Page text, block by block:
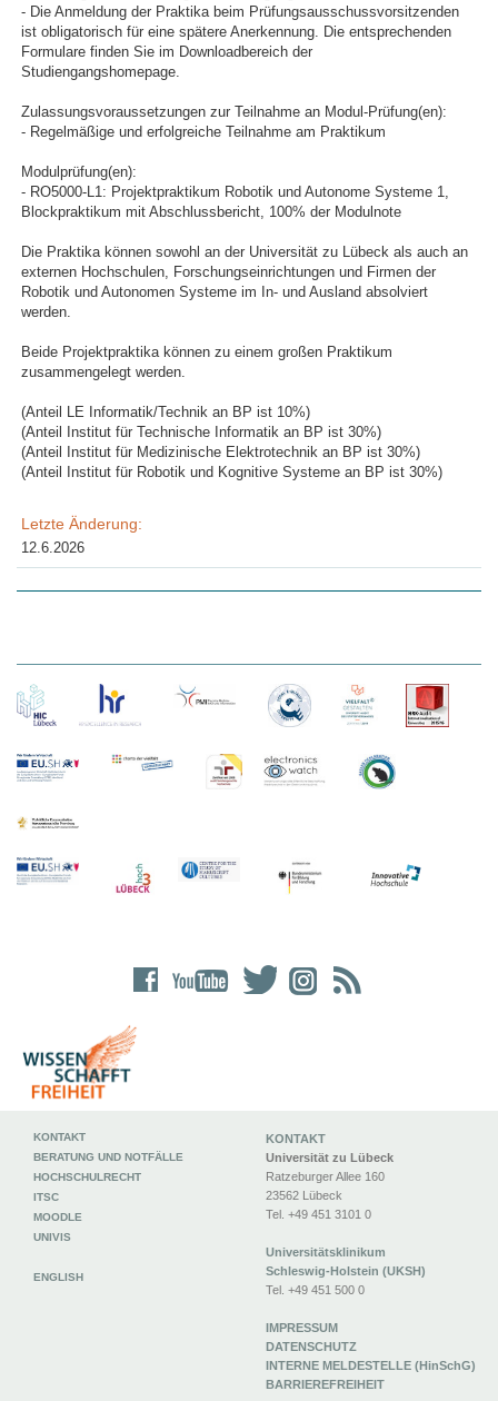
- Die Anmeldung der Praktika beim Prüfungsausschussvorsitzenden
ist obligatorisch für eine spätere Anerkennung. Die entsprechenden
Formulare finden Sie im Downloadbereich der
Studiengangshomepage.
Zulassungsvoraussetzungen zur Teilnahme an Modul-Prüfung(en):
- Regelmäßige und erfolgreiche Teilnahme am Praktikum
Modulprüfung(en):
- RO5000-L1: Projektpraktikum Robotik und Autonome Systeme 1,
Blockpraktikum mit Abschlussbericht, 100% der Modulnote
Die Praktika können sowohl an der Universität zu Lübeck als auch an
externen Hochschulen, Forschungseinrichtungen und Firmen der
Robotik und Autonomen Systeme im In- und Ausland absolviert
werden.
Beide Projektpraktika können zu einem großen Praktikum
zusammengelegt werden.
(Anteil LE Informatik/Technik an BP ist 10%)
(Anteil Institut für Technische Informatik an BP ist 30%)
(Anteil Institut für Medizinische Elektrotechnik an BP ist 30%)
(Anteil Institut für Robotik und Kognitive Systeme an BP ist 30%)
Letzte Änderung:
12.6.2026
KONTAKT
Universität zu Lübeck
Ratzeburger Allee 160
23562 Lübeck
Tel. +49 451 3101 0
Universitätsklinikum
Schleswig-Holstein (UKSH)
Tel. +49 451 500 0
IMPRESSUM
DATENSCHUTZ
INTERNE MELDESTELLE (HinSchG)
BARRIEREFREIHEIT
KONTAKT
BERATUNG UND NOTFÄLLE
HOCHSCHULRECHT
ITSC
MOODLE
UNIVIS
ENGLISH